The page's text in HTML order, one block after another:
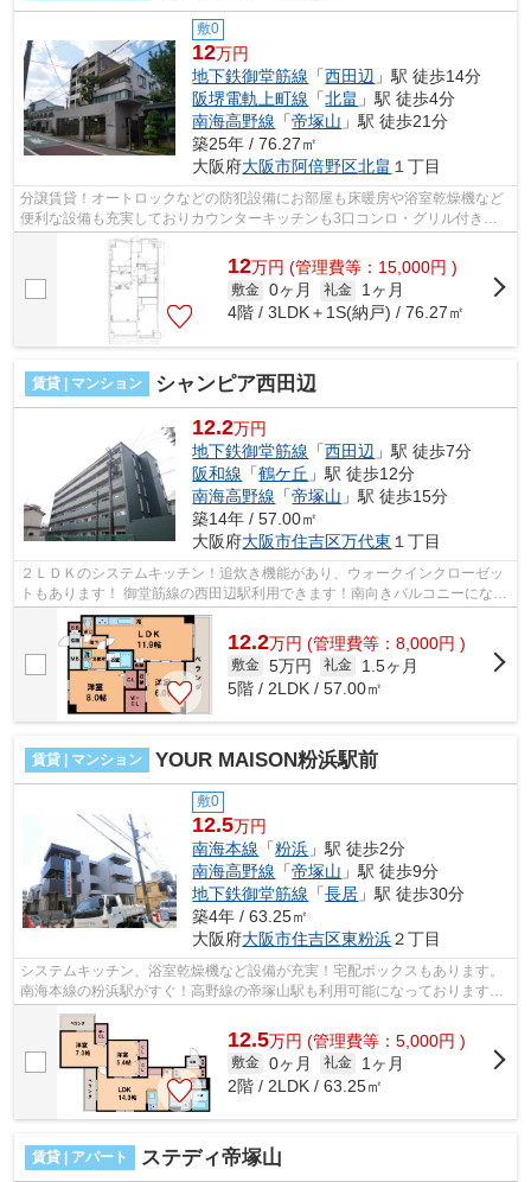
敷0
12万円
地下鉄御堂筋線 「西田辺 」駅 徒歩14分
阪堺電軌上町線 「北畠 」駅 徒歩4分
南海高野線 「帝塚山 」駅 徒歩21分
築25年 / 76.27㎡
大阪府大阪市阿倍野区北畠 １丁目
分譲賃貸！オートロックなどの防犯設備にお部屋も床暖房や浴室乾燥機など
便利な設備も充実しておりカウンターキッチンも3口コンロ・グリル付きと
なっております！ 大阪メトロ御堂筋線...
12万円 (管理費等：15,000円 )
敷金 0ヶ月 礼金
1ヶ月
4階 / 3LDK＋1S(納戸) / 76.27㎡
賃貸 | マンション シャンピア西田辺
12.2万円
地下鉄御堂筋線 「西田辺 」駅 徒歩7分
阪和線 「鶴ケ丘 」駅 徒歩12分
南海高野線 「帝塚山 」駅 徒歩15分
築14年 / 57.00㎡
大阪府大阪市住吉区万代東 １丁目
２ＬＤＫのシステムキッチン！追炊き機能があり、ウォークインクローゼッ
トもあります！ 御堂筋線の西田辺駅利用できます！南向きバルコニーになっ
ておりますので、日当たりも良好で...
12.2万円 (管理費等：8,000円 )
敷金 5万円 礼金
1.5ヶ月
5階 / 2LDK / 57.00㎡
賃貸 | マンション YOUR MAISON粉浜駅前
敷0
12.5万円
南海本線 「粉浜 」駅 徒歩2分
南海高野線 「帝塚山 」駅 徒歩9分
地下鉄御堂筋線 「長居 」駅 徒歩30分
築4年 / 63.25㎡
大阪府大阪市住吉区東粉浜２丁目
システムキッチン、浴室乾燥機など設備が充実！宅配ボックスもあります。
南海本線の粉浜駅がすぐ！高野線の帝塚山駅も利用可能になっております。
■□■□■□■□■□■□■□■□■□■□■□■□■□■□■□■...
12.5万円 (管理費等：5,000円 )
敷金 0ヶ月 礼金
1ヶ月
2階 / 2LDK / 63.25㎡
賃貸 | アパート ステディ帝塚山